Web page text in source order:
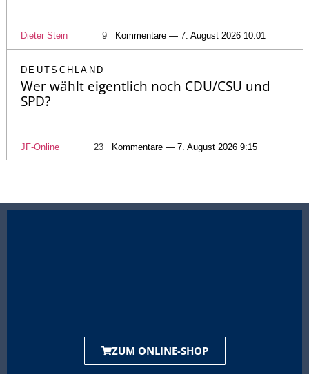
Dieter Stein 9 Kommentare — 7. August 2026 10:01
DEUTSCHLAND
Wer wählt eigentlich noch CDU/CSU und
SPD?
JF-Online 23 Kommentare — 7. August 2026 9:15
ZUM ONLINE-SHOP